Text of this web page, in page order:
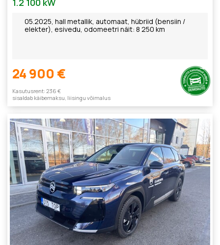
1.2 100 kW
05.2025, hall metallik, automaat, hübriid (bensiin /
elekter), esivedu, odomeetri näit: 8 250 km
24 900 €
Kasutusrent: 236 €
sisaldab käibemaksu, liisingu võimalus